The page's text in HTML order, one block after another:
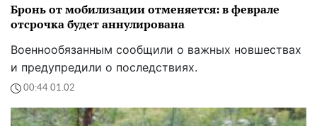
Бронь от мобилизации отменяется: в феврале
отсрочка будет аннулирована
Военнообязанным сообщили о важных новшествах
и предупредили о последствиях.
00:44 01.02